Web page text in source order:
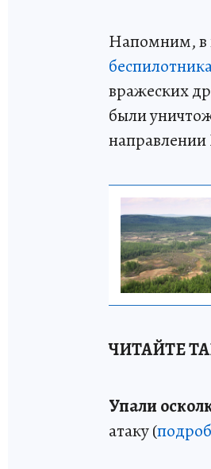
Напомним, в
вражеских
были
ЧИТАЙТЕ
Упали
атаку (